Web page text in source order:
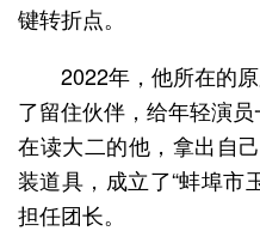
键转折点。
2022年，他所在的
了留住伙伴，给年轻演
在读大二的他，拿出自
装道具，成立了“蚌埠市
担任团长。